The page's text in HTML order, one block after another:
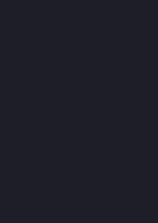
à pied, une vue